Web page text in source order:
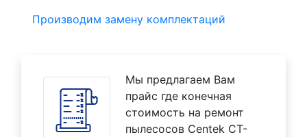
Производим замену комплектаций
Мы предлагаем Вам
прайс где конечная
стоимость на ремонт
пылесосов Centek CT-